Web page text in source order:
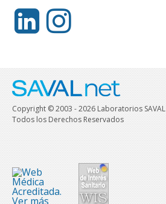
Copyright © 2003 - 2026 Laboratorios SAVAL
Todos los Derechos Reservados